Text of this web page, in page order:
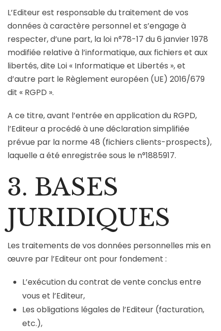
L’Editeur est responsable du traitement de vos
données à caractère personnel et s’engage à
respecter, d’une part, la loi n°78-17 du 6 janvier 1978
modifiée relative à l’informatique, aux fichiers et aux
libertés, dite Loi « Informatique et Libertés », et
d’autre part le Règlement européen (UE) 2016/679
dit « RGPD ».
A ce titre, avant l’entrée en application du RGPD,
l’Editeur a procédé à une déclaration simplifiée
prévue par la norme 48 (fichiers clients-prospects),
laquelle a été enregistrée sous le n°1885917.
3. BASES
JURIDIQUES
Les traitements de vos données personnelles mis en
œuvre par l’Editeur ont pour fondement :
L’exécution du contrat de vente conclus entre
vous et l’Editeur,
Les obligations légales de l’Editeur (facturation,
etc.),